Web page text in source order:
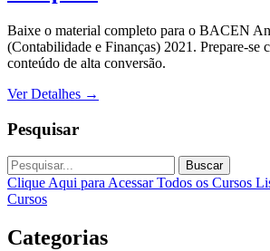
Baixe o material completo para o BACEN
(Contabilidade e Finanças) 2021. Prepare-se
conteúdo de alta conversão.
Ver Detalhes →
Pesquisar
Buscar
Clique Aqui para Acessar Todos os Cursos
Cursos
Categorias